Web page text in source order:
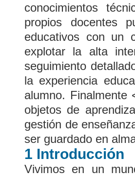
conocimientos
propios docentes
educativos con un
explotar la alta
seguimiento
la experiencia
alumno. Finalmente
objetos de
gestión de
ser guardado en
1 Introducción
Vivimos en un